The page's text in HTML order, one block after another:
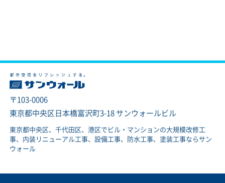
〒103-0006
東京都中央区日本橋富沢町3-18 サンウォールビル
東京都中央区、千代田区、港区でビル・マンションの大規模改修工
事、内装リニューアル工事、設備工事、防水工事、塗装工事ならサン
ウォール